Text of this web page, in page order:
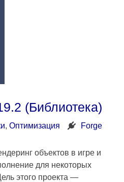
(Библиотека)
,Оптимизация Forge
объектов в игре и
для некоторых
этого проекта —